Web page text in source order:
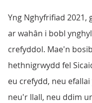
Yng Nghyfrifiad
ar wahân i bobl
crefyddol. Mae'n
hethnigrwydd fel
eu crefydd, neu
neu'r llall, neu ddim